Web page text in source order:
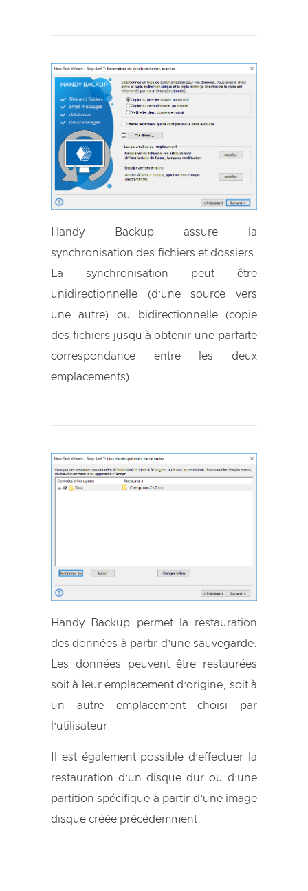
Handy Backup assure la
synchronisation des fichiers et dossiers.
La synchronisation peut être
unidirectionnelle (d’une source vers
une autre) ou bidirectionnelle (copie
des fichiers jusqu’à obtenir une parfaite
correspondance entre les deux
emplacements).
Handy Backup permet la restauration
des données à partir d’une sauvegarde.
Les données peuvent être restaurées
soit à leur emplacement d’origine, soit à
un autre emplacement choisi par
l’utilisateur.
Il est également possible d’effectuer la
restauration d’un disque dur ou d’une
partition spécifique à partir d’une image
disque créée précédemment.